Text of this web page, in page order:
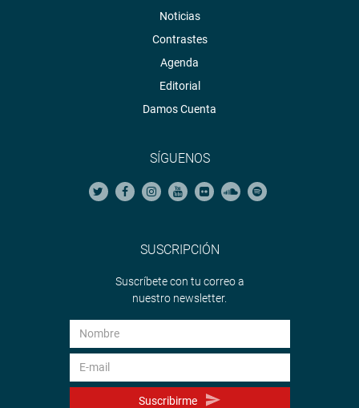
Noticias
Contrastes
Agenda
Editorial
Damos Cuenta
SÍGUENOS
SUSCRIPCIÓN
Suscríbete con tu correo a
nuestro newsletter.
Suscribirme